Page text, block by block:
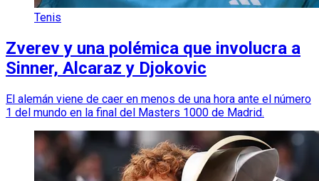
Tenis
Zverev y una polémica que involucra a
Sinner, Alcaraz y Djokovic
El alemán viene de caer en menos de una hora ante el número
1 del mundo en la final del Masters 1000 de Madrid.